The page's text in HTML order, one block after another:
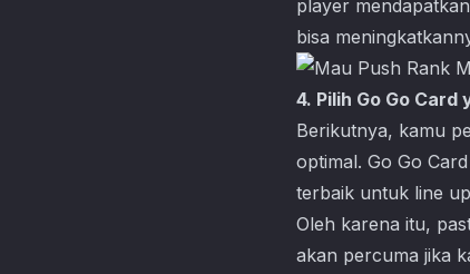
player
bisa
4. Pilih Go Go
Berikutnya, kamu
optimal. Go Go
terbaik untuk line
Oleh karena itu,
akan percuma jika